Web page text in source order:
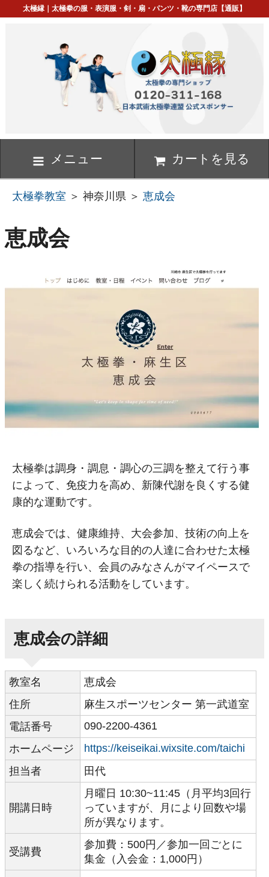
太極縁｜太極拳の服・表演服・剣・扇・パンツ・靴の専門店【通販】
メニュー カートを見る
太極拳教室 ＞ 神奈川県 ＞ 恵成会
恵成会
太極拳は調身・調息・調心の三調を整えて行う事
によって、免疫力を高め、新陳代謝を良くする健
康的な運動です。
恵成会では、健康維持、大会参加、技術の向上を
図るなど、いろいろな目的の人達に合わせた太極
拳の指導を行い、会員のみなさんがマイペースで
楽しく続けられる活動をしています。
恵成会の詳細
教室名
恵成会
住所
麻生スポーツセンター 第一武道室
電話番号
090-2200-4361
ホームページ
https://keiseikai.wixsite.com/taichi
担当者
田代
開講日時
月曜日 10:30~11:45（月平均3回行
っていますが、月により回数や場
所が異なります。
受講費
参加費：500円／参加一回ごとに
集金（入会金：1,000円）